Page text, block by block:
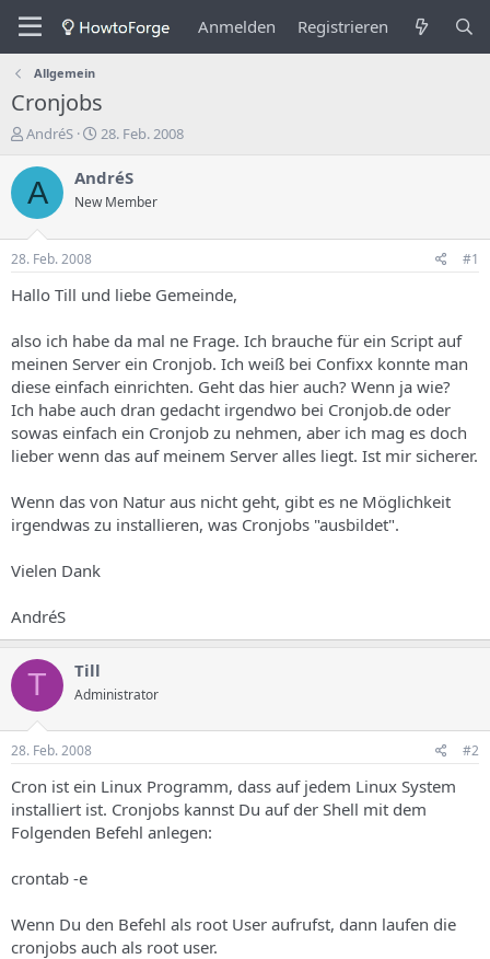
Anmelden Registrieren
Allgemein
Cronjobs
E
s
t
e
e
r
s
T
h
e
m
a
s
AndréS
E
s
e
n
d
a
t
u
m
28. Feb. 2008
A AndréS
New Member
28. Feb. 2008 #1
Hallo Till und liebe Gemeinde,
also ich habe da mal ne Frage. Ich brauche für ein Script auf
meinen Server ein Cronjob. Ich weiß bei Confixx konnte man
diese einfach einrichten. Geht das hier auch? Wenn ja wie?
Ich habe auch dran gedacht irgendwo bei Cronjob.de oder
sowas einfach ein Cronjob zu nehmen, aber ich mag es doch
lieber wenn das auf meinem Server alles liegt. Ist mir sicherer.
Wenn das von Natur aus nicht geht, gibt es ne Möglichkeit
irgendwas zu installieren, was Cronjobs "ausbildet".
Vielen Dank
AndréS
T Till
Administrator
28. Feb. 2008 #2
Cron ist ein Linux Programm, dass auf jedem Linux System
installiert ist. Cronjobs kannst Du auf der Shell mit dem
Folgenden Befehl anlegen:
crontab -e
Wenn Du den Befehl als root User aufrufst, dann laufen die
cronjobs auch als root user.